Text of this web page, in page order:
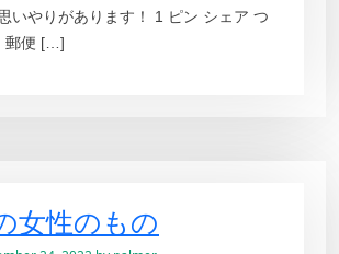
いやりがあります！ 1 ピン シェア つ
郵便 […]
女性のもの